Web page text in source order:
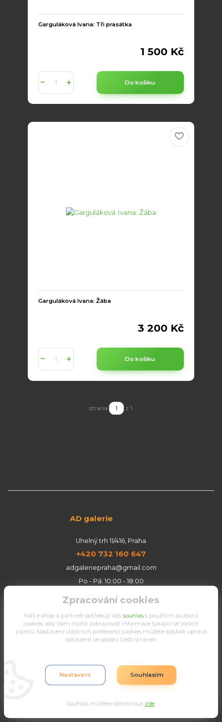
Garguláková Ivana: Tři prasátka
1 500 Kč
Do košíku
Garguláková Ivana: Žába
3 200 Kč
Do košíku
strana z 1
AD galerie
Uhelný trh 11/416, Praha
+420 732 160 647
adgaleriepraha@gmail.com
Po - Pá: 10:00 - 18:00
So: 13:00 - 18:00
Zpracování cookies
Náš e-shop a partneři potřebují Váš souhlass použitím souborů
cookies, aby Vám mohli zobrazovat informace týkající se Vašich
zájmů. Nastavení vlastních preferencí cookies můžete kdykoli upravit
odkazem ve spodní části stránek.
Nastavení Souhlasím
Souhlas můžete odmítnout zde.